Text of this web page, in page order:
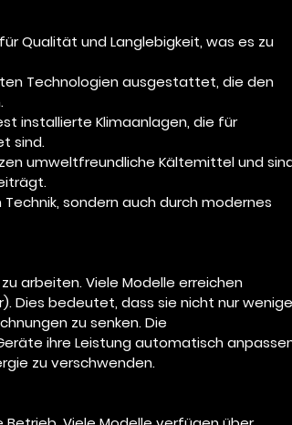
Qualität und Langlebigkeit, was es zu
Technologien ausgestattet, die den
installierte Klimaanlagen, die für
sind.
umweltfreundliche Kältemittel und
sondern auch durch modernes
arbeiten. Viele Modelle erreichen
Dies bedeutet, dass sie nicht nur
zu senken. Die
ihre Leistung automatisch
zu verschwenden.